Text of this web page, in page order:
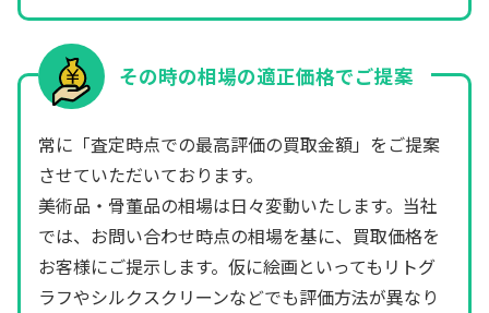
その時の相場の適正価格でご提案
常に「査定時点での最高評価の買取金額」をご提案
させていただいております。
美術品・骨董品の相場は日々変動いたします。当社
では、お問い合わせ時点の相場を基に、買取価格を
お客様にご提示します。仮に絵画といってもリトグ
ラフやシルクスクリーンなどでも評価方法が異なり